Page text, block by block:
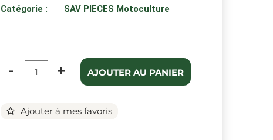
Catégorie :
SAV PIECES Motoculture
- + AJOUTER AU PANIER
Ajouter à mes favoris